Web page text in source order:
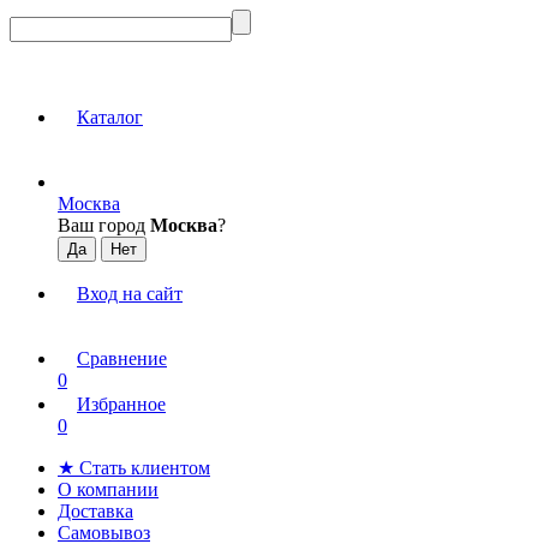
Каталог
Москва
Ваш город Москва?
Вход на сайт
Сравнение
0
Избранное
0
★ Стать клиентом
О компании
Доставка
Самовывоз